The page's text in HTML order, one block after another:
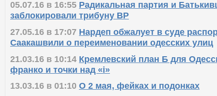
05.07.16 в 16:55 Радикальная партия и
заблокировали трибуну ВР
27.05.16 в 17:07 Нардеп обжалует в суде
Саакашвили о переименовании одесских улиц
21.03.16 в 10:14 Кремлевский план Б для
франко и точки над «і»
13.03.16 в 01:10 О 2 мая, фейках и подонках